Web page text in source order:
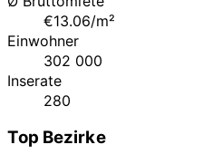
€13.06/m²
Einwohner
302 000
Inserate
280
Top Bezirke